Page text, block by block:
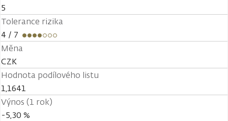
5
Tolerance rizika
4 / 7
Měna
CZK
Hodnota podílového listu
1,1641
Výnos (1 rok)
-5,30 %